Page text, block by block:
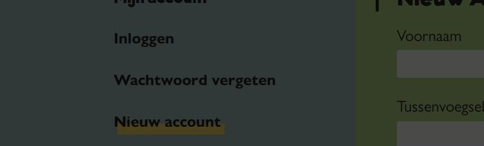
Inloggen
Wachtwoord vergeten
Nieuw account
Voornaam
Tussenvoegsel